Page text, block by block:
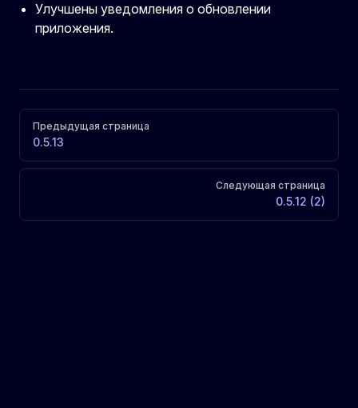
Улучшены уведомления о обновлении
приложения.
Pager
Предыдущая страница
0.5.13
Следующая страница
0.5.12 (2)